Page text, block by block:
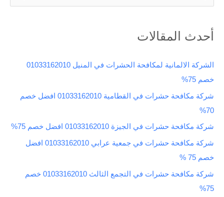
ب
ح
:
أحدث المقالات
الشركة الالمانية لمكافحة الحشرات في المنيل 01033162010
خصم 75%
شركة مكافحة حشرات في القطامية 01033162010 افضل خصم
70%
شركة مكافحة حشرات في الجيزة 01033162010 افضل خصم 75%
شركة مكافحة حشرات في جمعية عرابي 01033162010 افضل
خصم 75 %
شركة مكافحة حشرات في التجمع الثالث 01033162010 خصم
75%